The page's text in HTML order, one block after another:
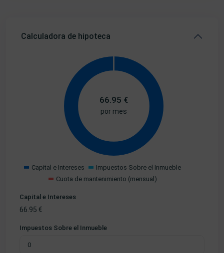
Calculadora de hipoteca
66.95 €
por mes
Capital e Intereses
Impuestos Sobre el Inmueble
Cuota de mantenimiento (mensual)
Capital e Intereses
66.95 €
Impuestos Sobre el Inmueble